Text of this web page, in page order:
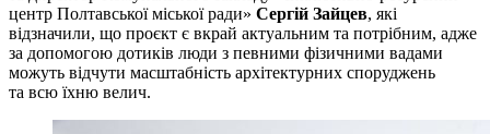
центр Полтавської міської ради» Сергій Зайцев, які
відзначили, що проєкт є вкрай актуальним та потрібним, адже
за допомогою дотиків люди з певними фізичними вадами
можуть відчути масштабність архітектурних споруджень
та всю їхню велич.